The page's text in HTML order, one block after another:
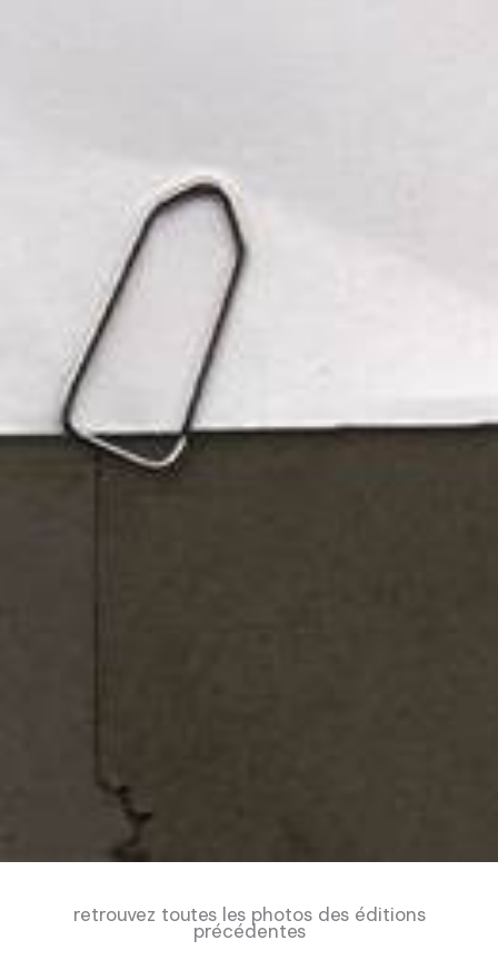
retrouvez toutes les photos des éditions
précédentes